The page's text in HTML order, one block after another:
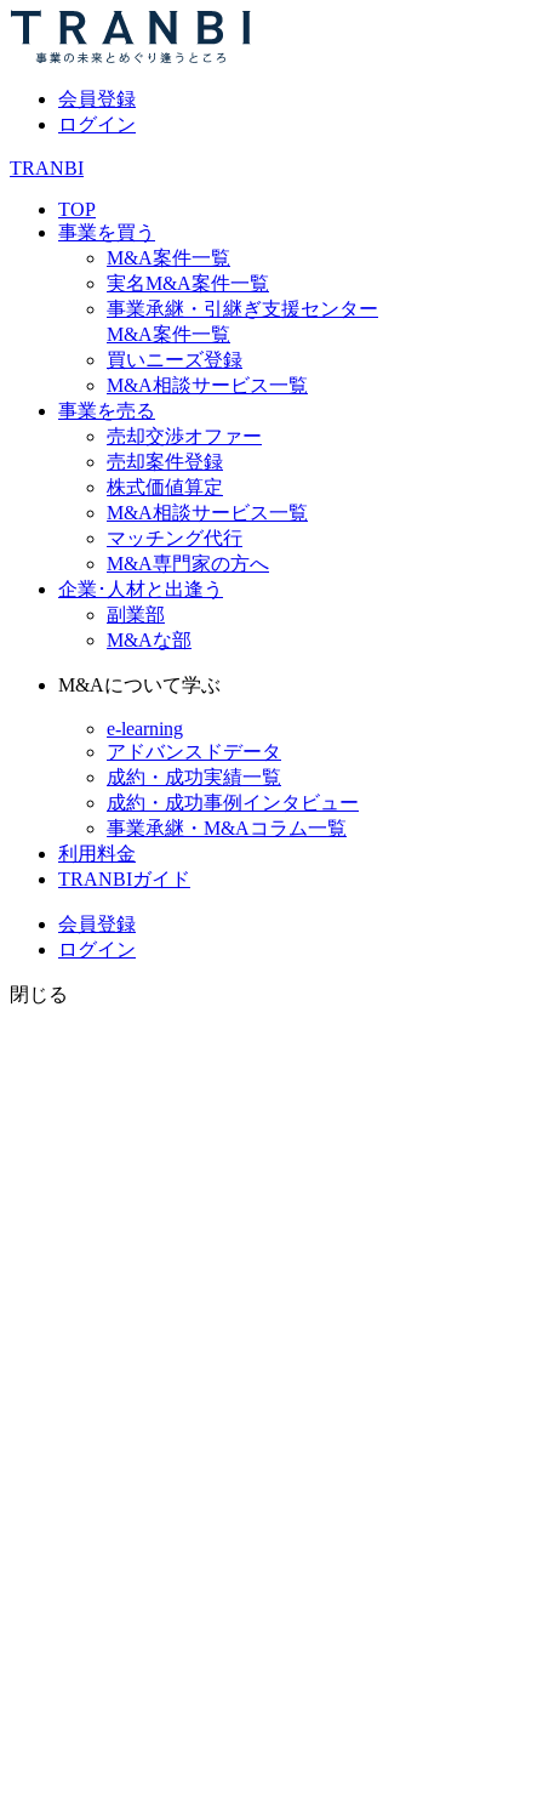
会員登録
ログイン
TRANBI
TOP
事業を買う
M&A案件一覧
実名M&A案件一覧
事業承継・引継ぎ支援センター
M&A案件一覧
買いニーズ登録
M&A相談サービス一覧
事業を売る
売却交渉オファー
売却案件登録
株式価値算定
M&A相談サービス一覧
マッチング代行
M&A専門家の方へ
企業･人材と出逢う
副業部
M&Aな部
M&Aについて学ぶ
e-learning
アドバンスドデータ
成約・成功実績一覧
成約・成功事例インタビュー
事業承継・M&Aコラム一覧
利用料金
TRANBIガイド
会員登録
ログイン
閉じる